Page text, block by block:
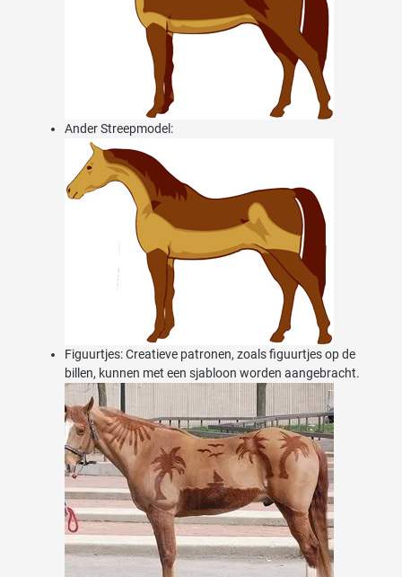
Ander Streepmodel:
Figuurtjes: Creatieve patronen, zoals figuurtjes op de
billen, kunnen met een sjabloon worden aangebracht.